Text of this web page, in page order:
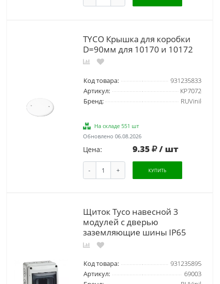
TYCO Крышка для коробки
D=90мм для 10170 и 10172
Код товара:
931235833
Артикул:
КР7072
Бренд:
RUVinil
На складе 551 шт
Обновлено 06.08.2026
Цена: 9.35 / шт
- + КУПИТЬ
Щиток Tyco навесной 3
модулей с дверью
заземляющие шины IP65
Код товара:
931235895
Артикул:
69003